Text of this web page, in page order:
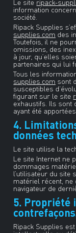
Le site ripack-
information
société.
Ripack Supplies
supplies.com des
Toutefois, il ne
omissions, des
à jour, qu’elles
partenaires qui lui
Tous les
supplies.com sont
susceptibles
figurant sur le site
exhaustifs. Ils sont
ayant été
4.
données
Le site utilise la
Le site Internet ne
dommages
l’utilisateur du site
matériel récent, ne
navigateur de
5. Propriété
Ripack Supplies